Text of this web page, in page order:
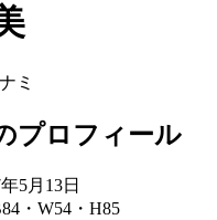
ミ
プロフィール
5月13日
・W54・H85